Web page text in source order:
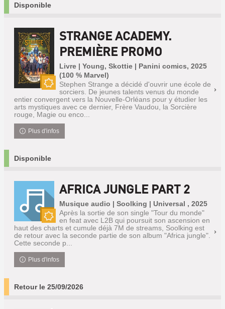
Disponible
STRANGE ACADEMY.
PREMIÈRE PROMO
Livre | Young, Skottie | Panini comics, 2025
(100 % Marvel)
Stephen Strange a décidé d'ouvrir une école de
sorciers. De jeunes talents venus du monde
entier convergent vers la Nouvelle-Orléans pour y étudier les
arts mystiques avec ce dernier, Frère Vaudou, la Sorcière
rouge, Magie ou enco...
Plus d'infos
Disponible
Nouveauté
AFRICA JUNGLE PART 2
Musique audio | Soolking | Universal , 2025
Après la sortie de son single "Tour du monde"
en feat avec L2B qui poursuit son ascension en
haut des charts et cumule déjà 7M de streams, Soolking est
de retour avec la seconde partie de son album "Africa jungle".
Cette seconde p...
Plus d'infos
Retour le 25/09/2026